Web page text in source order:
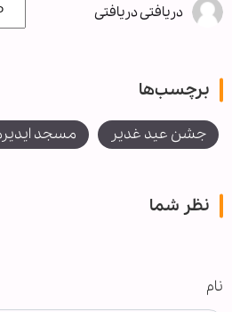
دریافتی دریافتی
برچسب‌ها
جشن عید غدیر مسجد
نظر شما
نام